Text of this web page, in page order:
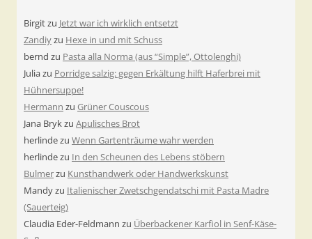
Birgitzu Jetzt war ich wirklich entsetzt
Zandiyzu Hexe in und mit Schuss
bernd zu Pasta alla Norma (aus “Simple”, Ottolenghi)
Juliazu Porridge salzig: gegen Erkältung hilft Haferbrei mit
Hühnersuppe!
Hermann zu Grüner Couscous
Jana Brykzu Apulisches Brot
herlindezu Wenn Gartenträume wahr werden
herlindezu In den Scheunen des Lebens stöbern
Bulmerzu Kunsthandwerk oder Handwerkskunst
Mandyzu Italienischer Zwetschgendatschi mit Pasta Madre
(Sauerteig)
Claudia Eder-Feldmann zu Überbackener Karfiol in Senf-Käse-